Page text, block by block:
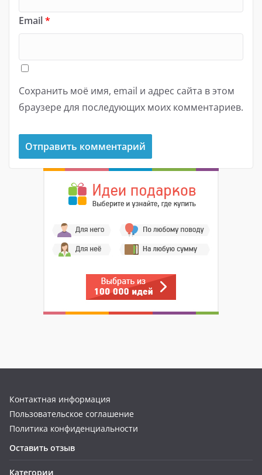
Email*
Сохранить моё имя, email и адрес сайта в этом
браузере для последующих моих комментариев.
Контактная информация
Пользовательское соглашение
Политика конфиденциальности
Оставить отзыв
Категории